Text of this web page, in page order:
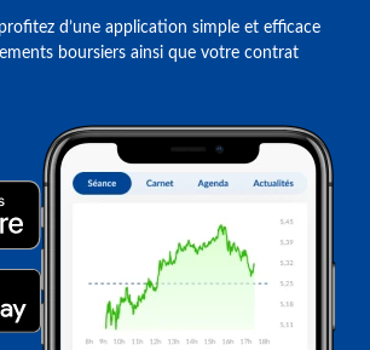
d’une application simple et efficace
boursiers ainsi que votre contrat
pour contrôler la manière dont